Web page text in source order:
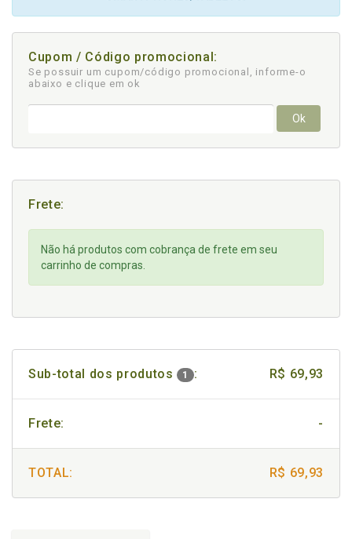
Cupom / Código promocional:
Se possuir um cupom/código promocional, informe-o
abaixo e clique em ok
Ok
Frete:
Não há produtos com cobrança de frete em seu
carrinho de compras.
Sub-total dos produtos 1 : R$ 69,93
Frete: -
TOTAL: R$ 69,93